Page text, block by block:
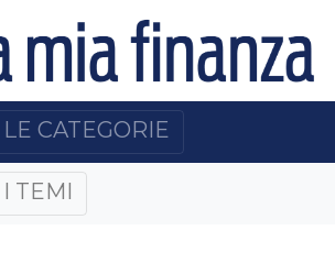
CATEGORIE
TEMI